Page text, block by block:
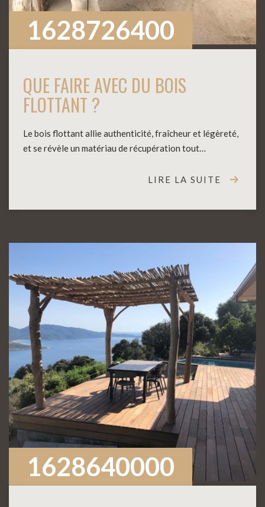
1628726400
QUE FAIRE AVEC DU BOIS
FLOTTANT ?
Le bois flottant allie authenticité, fraîcheur et légèreté,
et se révèle un matériau de récupération tout…
LIRE LA SUITE
1628640000